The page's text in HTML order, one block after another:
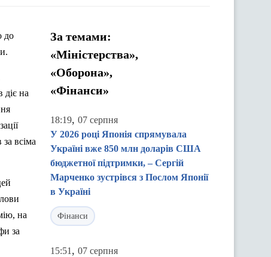
до
діє на
за всіма
на
за
За темами:
«Міністерства»,
«Оборона»,
«Фінанси»
18:19, 07 серпня
У 2026 році Японія спрямувала
Україні вже 850 млн доларів США
бюджетної підтримки, – Сергій
Марченко зустрівся з Послом Японії
в Україні
Фінанси
15:51 , 07 серпня